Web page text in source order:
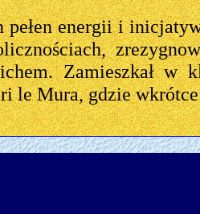
pełen energii i
Zamieszkał w
le Mura, gdzie